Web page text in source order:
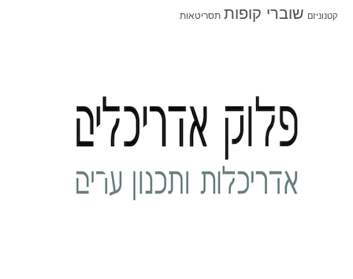
קטנוניזם שוברי קופות תסריטאות